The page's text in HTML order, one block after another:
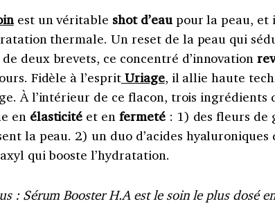
est un véritable shot d’eaupour la peau, et
thermale. Un reset de la peau qui
deux brevets, ce concentré d’innovation
Fidèle à l’espritUriage, il allie haute
À l’intérieur de ce flacon, trois
enélasticité et enfermeté: 1) des fleurs de
la peau. 2) un duo d’acides
qui booste l’hydratation.
: Sérum Booster H.A est le soin le plus dosé